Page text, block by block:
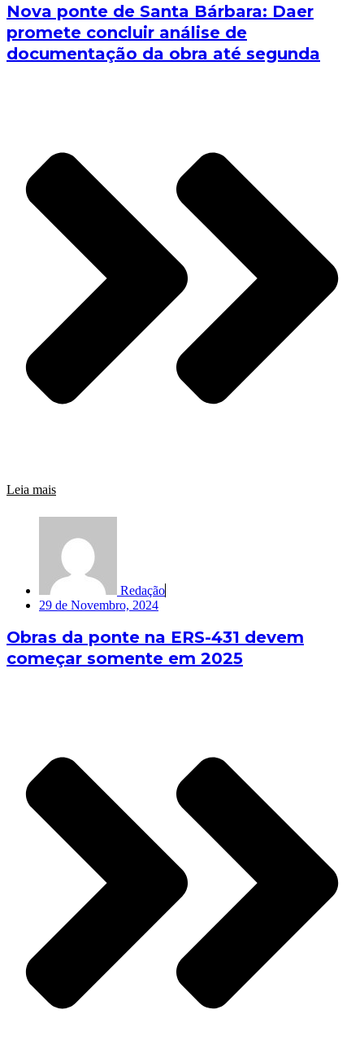
Nova ponte de Santa Bárbara: Daer
promete concluir análise de
documentação da obra até segunda
Leia mais
Redação
29 de Novembro, 2024
Obras da ponte na ERS-431 devem
começar somente em 2025